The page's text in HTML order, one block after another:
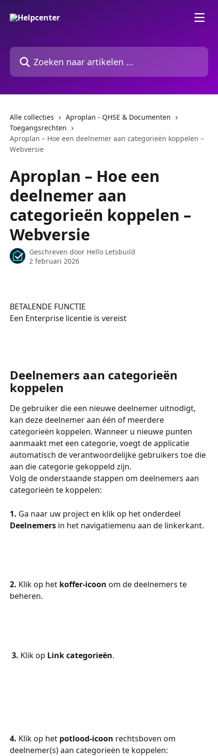
Zoeken naar artikelen ...
Alle collecties
Aproplan - QHSE & Documenten
Toegangsrechten
Aproplan – Hoe een deelnemer aan categorieën koppelen –
Webversie
Aproplan – Hoe een
deelnemer aan
categorieën koppelen –
Webversie
Geschreven door Hello Letsbuild
2 februari 2026
BETALENDE FUNCTIE
Een Enterprise licentie is vereist
Deelnemers aan categorieën
koppelen
De gebruiker die een nieuwe deelnemer uitnodigt,
kan deze deelnemer aan één of meerdere
categorieën koppelen. Wanneer u nieuwe punten
aanmaakt met een categorie, voegt de applicatie
automatisch de verantwoordelijke gebruikers toe die
aan die categorie gekoppeld zijn.
Volg de onderstaande stappen om deelnemers aan
categorieën te koppelen:
1. Ga naar uw project en klik op het onderdeel
Deelnemers in het navigatiemenu aan de linkerkant.
2. Klik op het koffer-icoon om de deelnemers te
beheren.
3. Klik op Link categorieën.
4. Klik op het potlood-icoon rechtsboven om
deelnemer(s) aan categorieën te koppelen: